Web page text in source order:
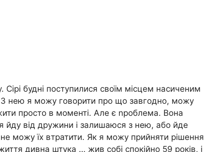
будні поступилися своїм місцем насиченим
нею я можу говорити про що завгодно, можу
просто в моменті. Але є nроблема. Вона
від дружини і залишаюся з нею, або йде
можу їх втратити. Як я можу прийняти рішення
дивна штука … жив собі спокійно 59 років, і